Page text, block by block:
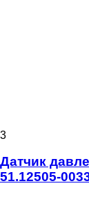
3
Датчик
51.12505-